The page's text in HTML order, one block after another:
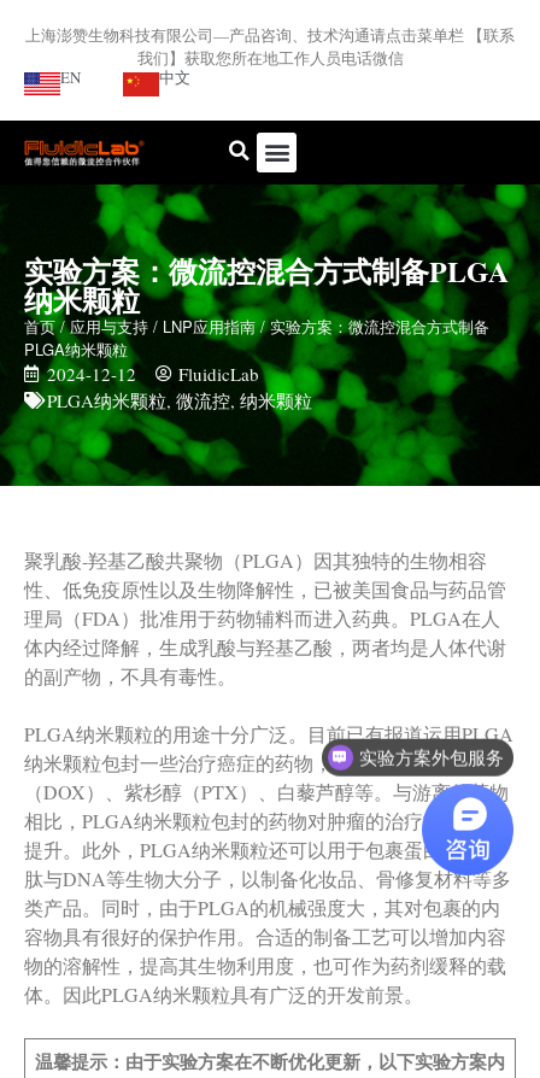
上海澎赞生物科技有限公司—产品咨询、技术沟通请点击菜单栏 【联系
我们】获取您所在地工作人员电话微信
EN
中文
实验方案：微流控混合方式制备PLGA
纳米颗粒
首页/应用与支持 / LNP应用指南/ 实验方案：微流控混合方式制备
PLGA纳米颗粒
2024-12-12
FluidicLab
PLGA纳米颗粒, 微流控, 纳米颗粒
聚乳酸-羟基乙酸共聚物（PLGA）因其独特的生物相容
性、低免疫原性以及生物降解性，已被美国食品与药品管
理局（FDA）批准用于药物辅料而进入药典。PLGA在人
体内经过降解，生成乳酸与羟基乙酸，两者均是人体代谢
的副产物，不具有毒性。
PLGA纳米颗粒的用途十分广泛。目前已有报道运用PLGA
纳米颗粒包封一些治疗癌症的药物，如：阿霉素
（DOX）、紫杉醇（PTX）、白藜芦醇等。与游离的药物
相比，PLGA纳米颗粒包封的药物对肿瘤的治疗效果有所
提升。此外，PLGA纳米颗粒还可以用于包裹蛋白质、多
肽与DNA等生物大分子，以制备化妆品、骨修复材料等多
类产品。同时，由于PLGA的机械强度大，其对包裹的内
容物具有很好的保护作用。合适的制备工艺可以增加内容
物的溶解性，提高其生物利用度，也可作为药剂缓释的载
体。因此PLGA纳米颗粒具有广泛的开发前景。
温馨提示：由于实验方案在不断优化更新，以下实验方案内
实验方案外包服务